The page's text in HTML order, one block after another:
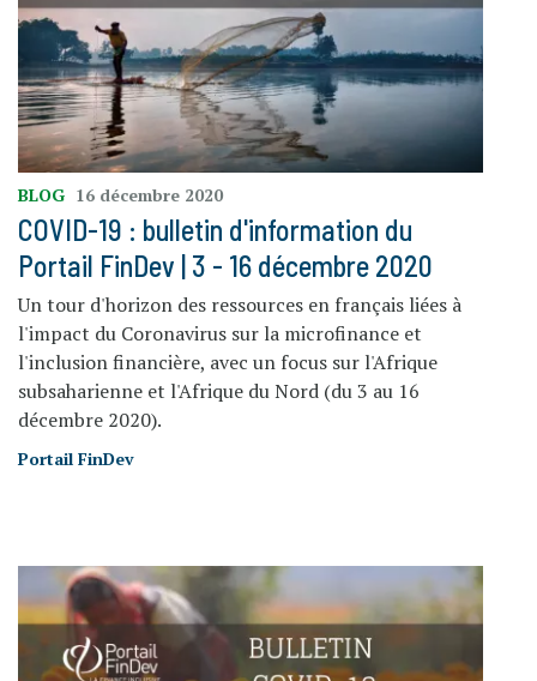
BLOG 16 décembre 2020
COVID-19 : bulletin d'information du
Portail FinDev | 3 - 16 décembre 2020
Un tour d'horizon des ressources en français liées à
l'impact du Coronavirus sur la microfinance et
l'inclusion financière, avec un focus sur l'Afrique
subsaharienne et l'Afrique du Nord (du 3 au 16
décembre 2020).
Portail FinDev